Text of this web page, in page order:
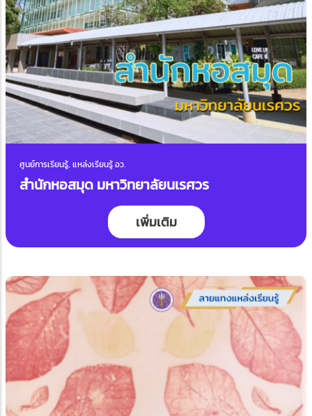
ศูนย์การเรียนรู้, แหล่งเรียนรู้ อว.
สำนักหอสมุด มหาวิทยาลัยนเรศวร
เพิ่มเติม